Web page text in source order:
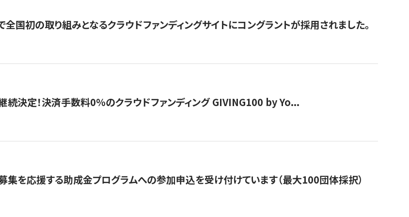
国初の取り組みとなるクラウドファンディングサイトにコングラントが採用されました。
続決定！決済手数料0％のクラウドファンディング GIVING100 by Yo...
集を応援する助成金プログラムへの参加申込を受け付けています（最大100団体採択）